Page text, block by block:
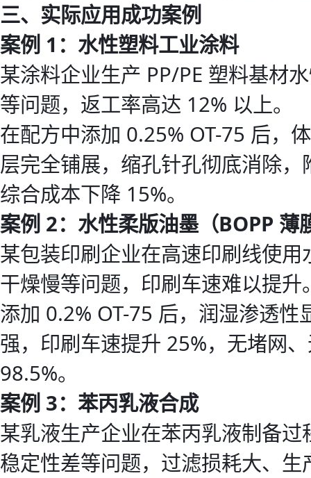
三、实际应用成功案例
案例 1：水性塑料工业涂料
某涂料企业生产 PP/PE 塑料基材
等问题，返工率高达 12% 以上。
在配方中添加 0.25% OT-75 后，
层完全铺展，缩孔针孔彻底消除
综合成本下降 15%。
案例 2：水性柔版油墨（BOPP 薄
某包装印刷企业在高速印刷线使
干燥慢等问题，印刷车速难以提升
添加 0.2% OT-75 后，润湿渗透
强，印刷车速提升 25%，无堵网
98.5%。
案例 3：苯丙乳液合成
某乳液生产企业在苯丙乳液制备
稳定性差等问题，过滤损耗大、生